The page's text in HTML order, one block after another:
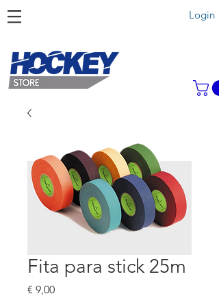
Login
Fita para stick 25m
€ 9,00Preço